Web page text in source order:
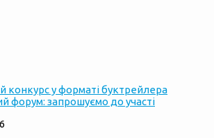
конкурс у форматі буктрейлера
форум: запрошуємо до участі